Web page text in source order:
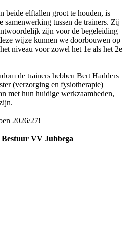
beide elftallen groot te houden, is
samenwerking tussen de trainers. Zij
zijn voor de begeleiding
wijze kunnen we doorbouwen op
niveau voor zowel het 1e als het 2e
de trainers hebben Bert Hadders
(verzorging en fysiotherapie)
met hun huidige werkzaamheden,
2026/27!
Bestuur VV Jubbega